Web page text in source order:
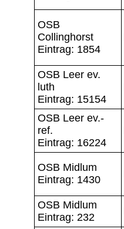
OSB
Collinghorst
Eintrag: 1854
OSB Leer ev.
luth
Eintrag: 15154
OSB Leer ev.-
ref.
Eintrag: 16224
OSB Midlum
Eintrag: 1430
OSB Midlum
Eintrag: 232